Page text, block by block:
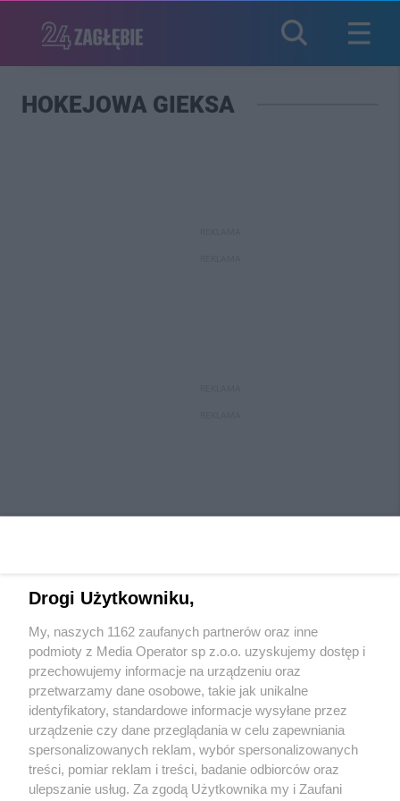
HOKEJOWA GIEKSA
Wydawca mediówlokalnych
Nie zapomnij
zapoznać się z:
polityką prywatności
Twojemiasto Skontaktuj się z nami
Drogi Użytkowniku,
My, naszych 1162 zaufanych partnerów oraz inne
podmioty z Media Operator sp z.o.o. uzyskujemy dostęp i
przechowujemy informacje na urządzeniu oraz
przetwarzamy dane osobowe, takie jak unikalne
identyfikatory, standardowe informacje wysyłane przez
urządzenie czy dane przeglądania w celu zapewniania
spersonalizowanych reklam, wybór spersonalizowanych
treści, pomiar reklam i treści, badanie odbiorców oraz
ulepszanie usług. Za zgodą Użytkownika my i Zaufani